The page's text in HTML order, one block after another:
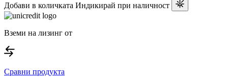
Добави в количката Индикирай при наличност
Вземи на лизинг от
Сравни продукта